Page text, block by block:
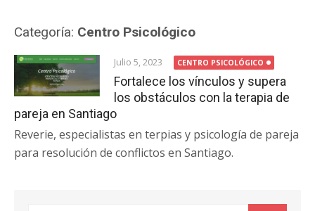
Categoría: Centro Psicológico
Julio 5, 2023 CENTRO PSICOLÓGICO
Fortalece los vínculos y supera
los obstáculos con la terapia de
pareja en Santiago
Reverie, especialistas en terpias y psicología de pareja
para resolución de conflictos en Santiago.